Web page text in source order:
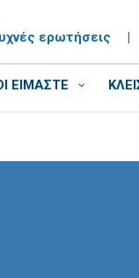
ερωτήσεις |
ΕΙΜΑΣΤΕ